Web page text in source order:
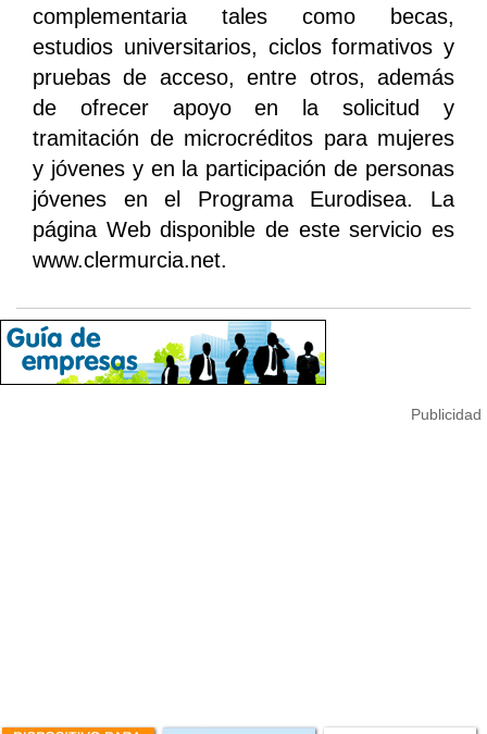
complementaria tales como becas,
estudios universitarios, ciclos formativos y
pruebas de acceso, entre otros, además
de ofrecer apoyo en la solicitud y
tramitación de microcréditos para mujeres
y jóvenes y en la participación de personas
jóvenes en el Programa Eurodisea. La
página Web disponible de este servicio es
www.clermurcia.net.